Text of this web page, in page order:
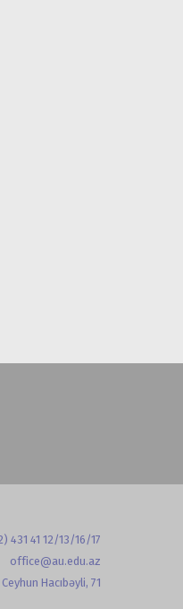
431 41 12/13/16/17
office@au.edu.az
Hacıbəyli, 71